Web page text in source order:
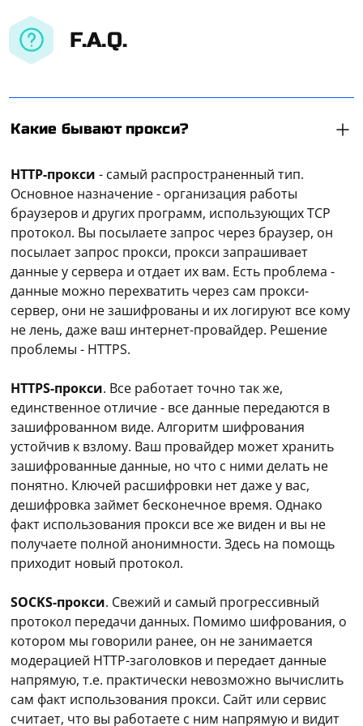
F.A.Q.
Какие бывают прокси?
HTTP-прокси - самый распространенный тип.
Основное назначение - организация работы
браузеров и других программ, использующих TCP
протокол. Вы посылаете запрос через браузер, он
посылает запрос прокси, прокси запрашивает
данные у сервера и отдает их вам. Есть проблема -
данные можно перехватить через сам прокси-
сервер, они не зашифрованы и их логируют все кому
не лень, даже ваш интернет-провайдер. Решение
проблемы - HTTPS.
HTTPS-прокси. Все работает точно так же,
единственное отличие - все данные передаются в
зашифрованном виде. Алгоритм шифрования
устойчив к взлому. Ваш провайдер может хранить
зашифрованные данные, но что с ними делать не
понятно. Ключей расшифровки нет даже у вас,
дешифровка займет бесконечное время. Однако
факт использования прокси все же виден и вы не
получаете полной анонимности. Здесь на помощь
приходит новый протокол.
SOCKS-прокси. Свежий и самый прогрессивный
протокол передачи данных. Помимо шифрования, о
котором мы говорили ранее, он не занимается
модерацией HTTP-заголовков и передает данные
напрямую, т.е. практически невозможно вычислить
сам факт использования прокси. Сайт или сервис
считает, что вы работаете с ним напрямую и видит